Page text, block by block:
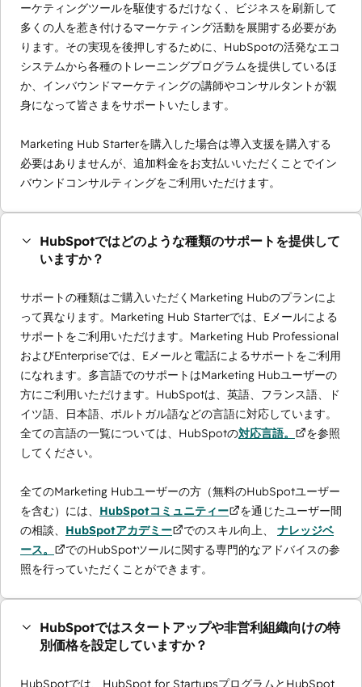
ーケティングツールを駆使するだけなく、ビジネスを刷新して
多くの人を惹き付けるマーケティング活動を展開する必要があ
ります。その実現を後押しするために、HubSpotの活発なエコ
システムから各種のトレーニングプログラムを提供しているほ
か、インバウンドマーケティングの講師やコンサルタントが親
身になって皆さまをサポートいたします。
Marketing Hub Starterを購入した場合は導入支援を購入する
必要はありませんが、追加料金をお支払いいただくことでイン
バウンドコンサルティングをご利用いただけます。
HubSpotではどのような種類のサポートを提供して
いますか？
サポートの種類はご購入いただくMarketing Hubのプランによ
って異なります。Marketing Hub Starterでは、Eメールによる
サポートをご利用いただけます。Marketing Hub Professional
およびEnterpriseでは、Eメールと電話によるサポートをご利用
になれます。多言語でのサポートはMarketing Hubユーザーの
方にご利用いただけます。HubSpotは、英語、フランス語、ド
イツ語、日本語、ポルトガル語などの言語に対応しています。
全ての言語の一覧については、HubSpotの対応言語。
を参照
してください。
全てのMarketing Hubユーザーの方（無料のHubSpotユーザー
を含む）には、 HubSpotコミュニティー
を通じたユーザー間
の相談、 HubSpotアカデミー でのスキル向上、 ナレッジベ
ース。
でのHubSpotツールに関する専門的なアドバイスの参
照を行っていただくことができます。
HubSpotではスタートアップや非営利組織向けの特
別価格を設定していますか？
HubSpotでは、HubSpot for StartupsプログラムとHubSpot